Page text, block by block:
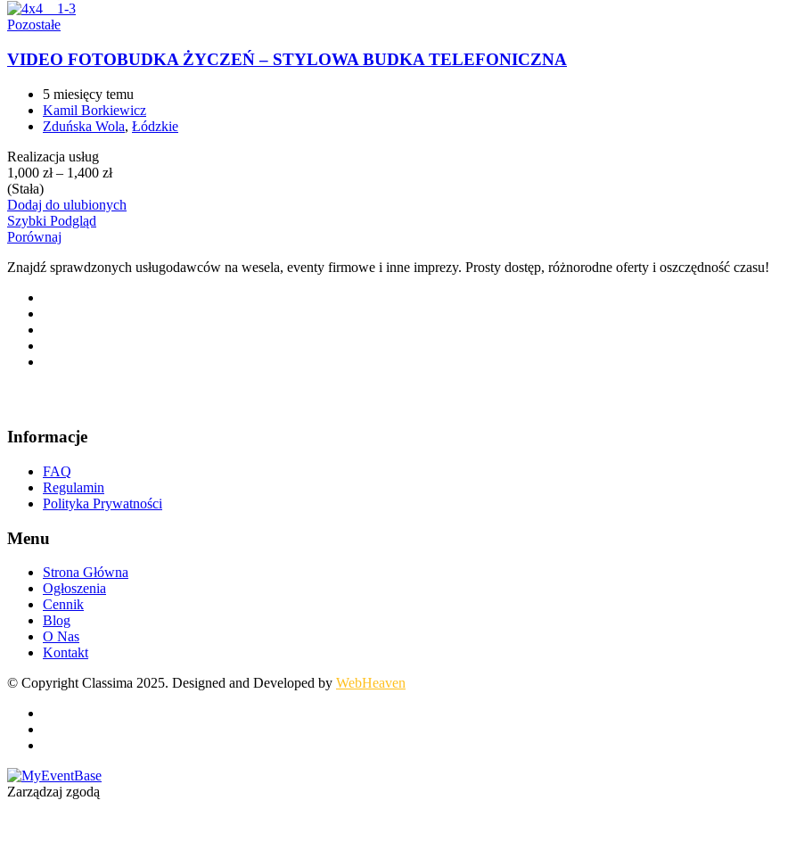
Pozostałe
VIDEO FOTOBUDKA ŻYCZEŃ – STYLOWA BUDKA TELEFONICZNA
5 miesięcy temu
Kamil Borkiewicz
Zduńska Wola, Łódzkie
Realizacja usług
1,000 zł – 1,400 zł
(Stała)
Dodaj do ulubionych
Szybki Podgląd
Porównaj
Znajdź sprawdzonych usługodawców na wesela, eventy firmowe i inne imprezy. Prosty dostęp, różnorodne oferty i oszczędność czasu!
Informacje
FAQ
Regulamin
Polityka Prywatności
Menu
Strona Główna
Ogłoszenia
Cennik
Blog
O Nas
Kontakt
© Copyright Classima 2025. Designed and Developed by WebHeaven
Zarządzaj zgodą